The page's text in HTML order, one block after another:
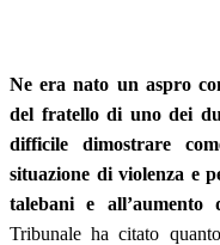
Ne era nato un aspro
del fratello di uno dei
difficile dimostrare
situazione di violenza e
talebani e all’aumento
Tribunale ha citato